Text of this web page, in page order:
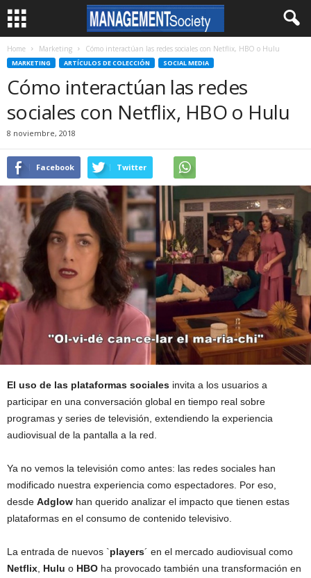
Home Marketing Cómo interactúan las redes sociales con Netflix, HBO o Hulu
MARKETING ARTÍCULOS DE COLECCIÓN SOCIAL MEDIA
Cómo interactúan las redes
sociales con Netflix, HBO o Hulu
8 noviembre, 2018
Facebook Twitter
El uso de las plataformas sociales invita a los usuarios a
participar en una conversación global en tiempo real sobre
programas y series de televisión, extendiendo la experiencia
audiovisual de la pantalla a la red.
Ya no vemos la televisión como antes: las redes sociales han
modificado nuestra experiencia como espectadores. Por eso,
desde Adglow han querido analizar el impacto que tienen estas
plataformas en el consumo de contenido televisivo.
La entrada de nuevos `players´ en el mercado audiovisual como
Netflix Hulu o HBO ha provocado también una transformación en